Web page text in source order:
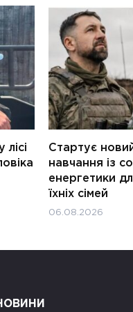
Стартує
навчання із
енергетики
їхніх сімей
06.08.2026